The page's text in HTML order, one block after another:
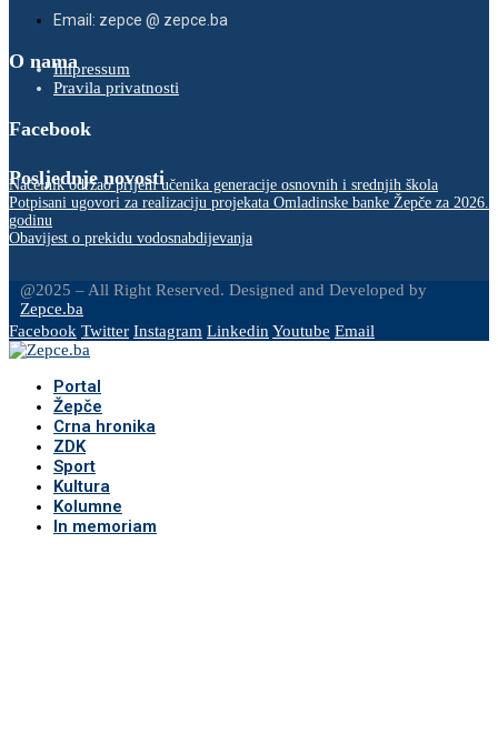
Email: zepce @ zepce.ba
O namaImpressum
Pravila privatnosti
Facebook
Posljednje novosti
Načelnik održao prijem učenika generacije osnovnih i srednjih škola
Potpisani ugovori za realizaciju projekata Omladinske banke Žepče za 2026.
godinu
Obavijest o prekidu vodosnabdijevanja
@2025 – All Right Reserved. Designed and Developed by
Zepce.ba
Facebook Twitter Instagram LinkedinYoutube Email
Portal
Žepče
Crna hronika
ZDK
Sport
Kultura
Kolumne
In memoriam